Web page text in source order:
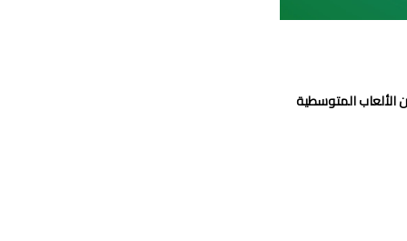
الألعاب المتوسطية